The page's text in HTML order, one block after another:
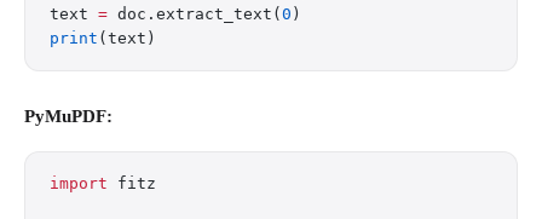
text = doc.extract_text( 0 )
print (text)
PyMuPDF:
import fitz